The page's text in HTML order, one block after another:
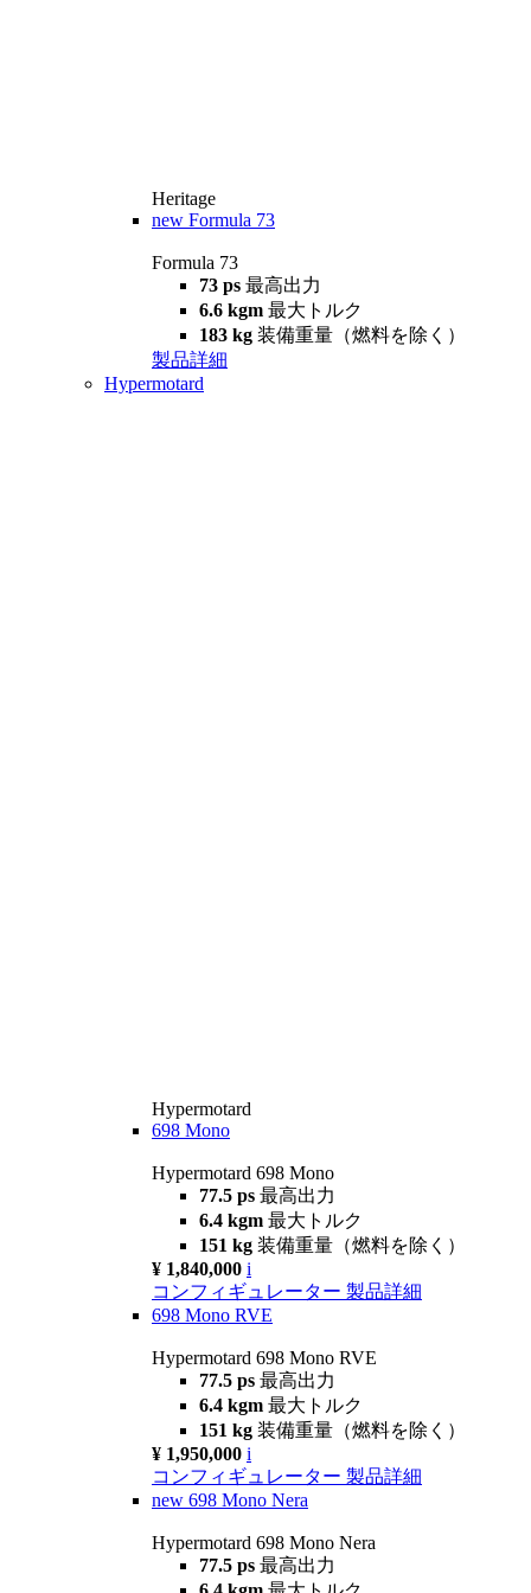
Heritage
new Formula 73
Formula 73
73 ps 最高出力
6.6 kgm 最大トルク
183 kg 装備重量（燃料を除く）
製品詳細
Hypermotard
Hypermotard
698 Mono
Hypermotard 698 Mono
77.5 ps 最高出力
6.4 kgm 最大トルク
151 kg 装備重量（燃料を除く）
¥ 1,840,000 i
コンフィギュレーター 製品詳細
698 Mono RVE
Hypermotard 698 Mono RVE
77.5 ps 最高出力
6.4 kgm 最大トルク
151 kg 装備重量（燃料を除く）
¥ 1,950,000 i
コンフィギュレーター 製品詳細
new 698 Mono Nera
Hypermotard 698 Mono Nera
77.5 ps 最高出力